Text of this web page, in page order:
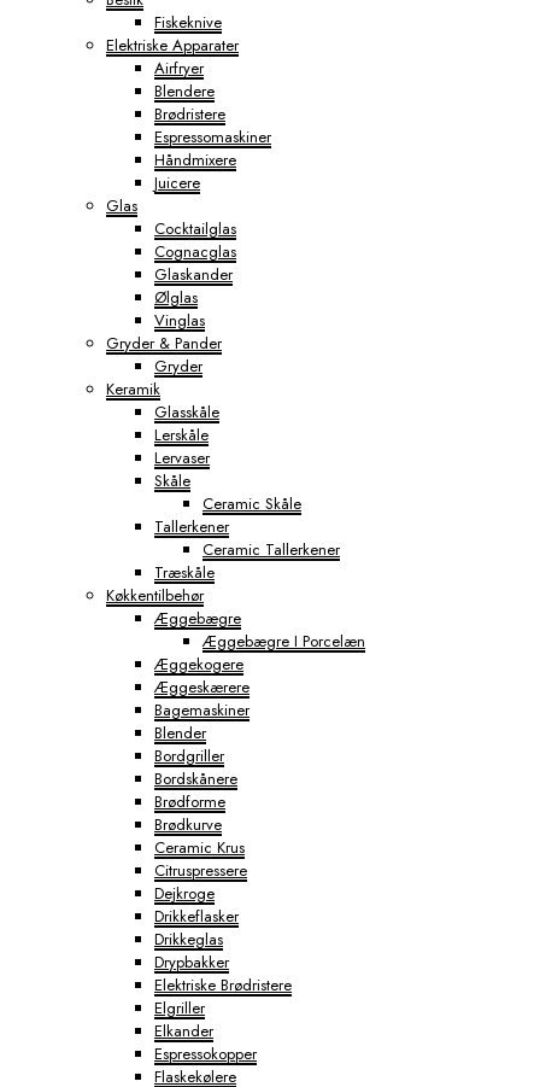
Fiskeknive
Elektriske Apparater
Airfryer
Blendere
Brødristere
Espressomaskiner
Håndmixere
Juicere
Glas
Cocktailglas
Cognacglas
Glaskander
Ølglas
Vinglas
Gryder & Pander
Gryder
Keramik
Glasskåle
Lerskåle
Lervaser
Skåle
Ceramic Skåle
Tallerkener
Ceramic Tallerkener
Træskåle
Køkkentilbehør
Æggebægre
Æggebægre I Porcelæn
Æggekogere
Æggeskærere
Bagemaskiner
Blender
Bordgriller
Bordskånere
Brødforme
Brødkurve
Ceramic Krus
Citruspressere
Dejkroge
Drikkeflasker
Drikkeglas
Drypbakker
Elektriske Brødristere
Elgriller
Elkander
Espressokopper
Flaskekølere